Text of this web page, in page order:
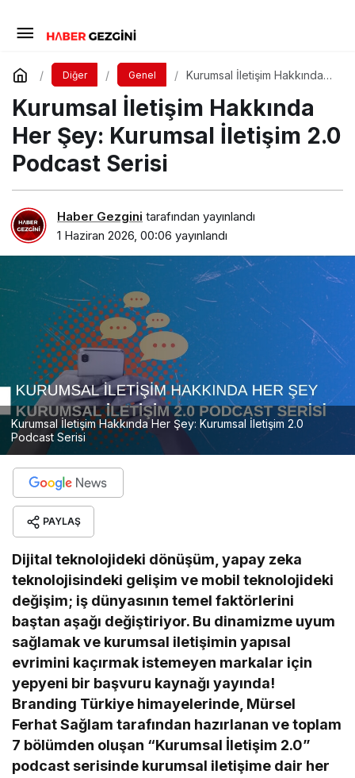
Diğer Genel
Kurumsal İletişim Hakkında
2.0 Podcast Serisi
Kurumsal İletişim Hakkında
Her Şey: Kurumsal İletişim 2.0
Podcast Serisi
Haber Gezgini tarafından yayınlandı
1 Haziran 2026, 00:06 yayınlandı
Kurumsal İletişim Hakkında Her Şey: Kurumsal İletişim 2.0
Podcast Serisi
PAYLAŞ
Dijital teknolojideki dönüşüm, yapay zeka
teknolojisindeki gelişim ve mobil teknolojideki
değişim; iş dünyasının temel faktörlerini
baştan aşağı değiştiriyor. Bu dinamizme uyum
sağlamak ve kurumsal iletişimin yapısal
evrimini kaçırmak istemeyen markalar için
yepyeni bir başvuru kaynağı yayında!
Branding Türkiye himayelerinde, Mürsel
Ferhat Sağlam tarafından hazırlanan ve toplam
7 bölümden oluşan “Kurumsal İletişim 2.0”
podcast serisinde kurumsal iletişime dair her